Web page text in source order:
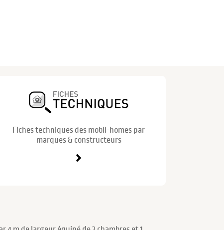
Fiches techniques des mobil-homes par
marques & constructeurs